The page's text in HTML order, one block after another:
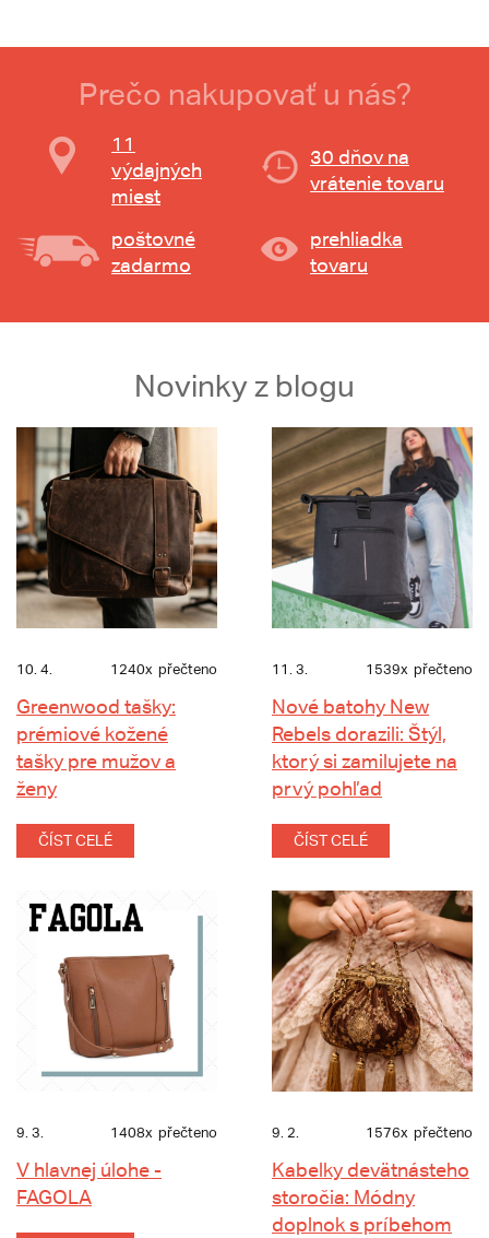
Prečo nakupovať u nás?
11
výdajných
miest
30 dňov na
vrátenie tovaru
poštovné
zadarmo
prehliadka
tovaru
Novinky z blogu
10. 4. 1240x přečteno
Greenwood tašky:
prémiové kožené
tašky pre mužov a
ženy
ČÍST CELÉ
11. 3. 1539x přečteno
Nové batohy New
Rebels dorazili: Štýl,
ktorý si zamilujete na
prvý pohľad
ČÍST CELÉ
9. 3. 1408x přečteno
V hlavnej úlohe -
FAGOLA
9. 2. 1576x přečteno
Kabelky devätnásteho
storočia: Módny
doplnok s príbehom